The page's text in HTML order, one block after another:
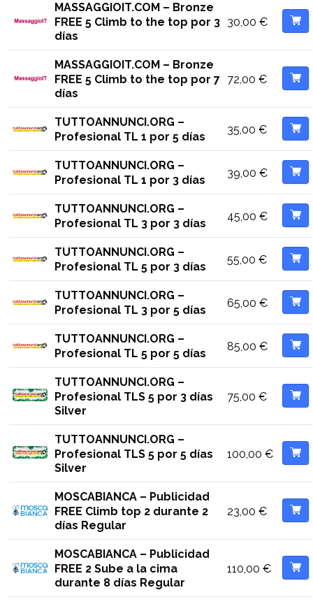
MASSAGGIOIT.COM – Bronze
FREE 5 Climb to the top por 3
días
30,00 €
MASSAGGIOIT.COM – Bronze
FREE 5 Climb to the top por 7
días
72,00 €
TUTTOANNUNCI.ORG –
Profesional TL 1 por 5 días
35,00 €
TUTTOANNUNCI.ORG –
Profesional TL 1 por 3 días
39,00 €
TUTTOANNUNCI.ORG –
Profesional TL 3 por 3 días
45,00 €
TUTTOANNUNCI.ORG –
Profesional TL 5 por 3 días
55,00 €
TUTTOANNUNCI.ORG –
Profesional TL 3 por 5 días
65,00 €
TUTTOANNUNCI.ORG –
Profesional TL 5 por 5 días
85,00 €
TUTTOANNUNCI.ORG –
Profesional TLS 5 por 3 días
Silver
75,00 €
TUTTOANNUNCI.ORG –
Profesional TLS 5 por 5 días
Silver
100,00 €
MOSCABIANCA – Publicidad
FREE Climb top 2 durante 2
días Regular
23,00 €
MOSCABIANCA – Publicidad
FREE 2 Sube a la cima
durante 8 días Regular
110,00 €